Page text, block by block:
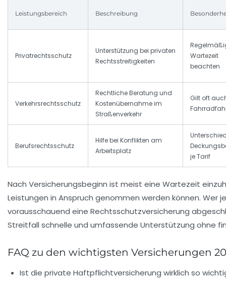
Leistungsbereich Beschreibung
Privatrechtsschutz
Unterstützung bei privaten
Rechtsstreitigkeiten
Wartezeit
beachten
Verkehrsrechtsschutz
Rechtliche Beratung und
Kostenübernahme im
Straßenverkehr
Gilt oft
Berufsrechtsschutz
Hilfe bei Konflikten am
Arbeitsplatz
je Tarif
Nach Versicherungsbeginn ist meist eine Wartezeit
Leistungen in Anspruch genommen werden können. Wer
vorausschauend eine Rechtsschutzversicherung
Streitfall schnelle und umfassende Unterstützung ohne
FAQ zu den wichtigsten Versicherungen
Ist die private Haftpflichtversicherung wirklich so